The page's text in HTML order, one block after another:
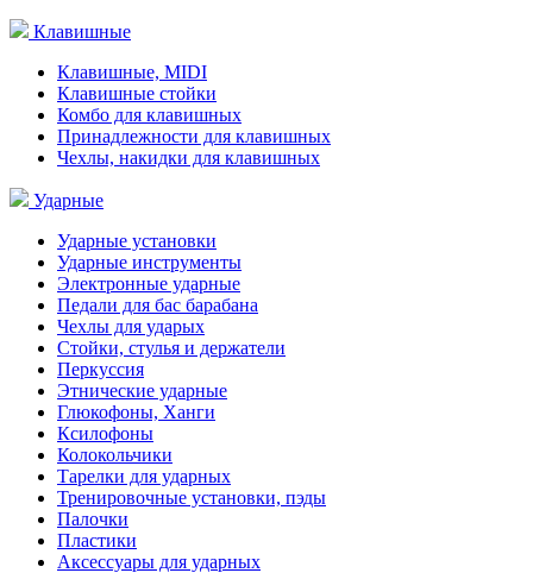
Клавишные
Клавишные, MIDI
Клавишные стойки
Комбо для клавишных
Принадлежности для клавишных
Чехлы, накидки для клавишных
Ударные
Ударные установки
Ударные инструменты
Электронные ударные
Педали для бас барабана
Чехлы для ударых
Стойки, стулья и держатели
Перкуссия
Этнические ударные
Глюкофоны, Ханги
Ксилофоны
Колокольчики
Тарелки для ударных
Тренировочные установки, пэды
Палочки
Пластики
Аксессуары для ударных